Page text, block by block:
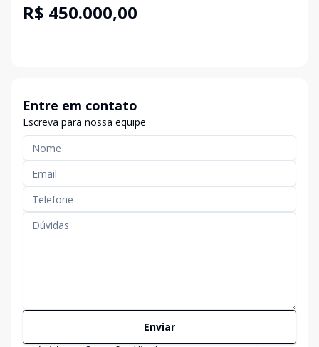
R$ 450.000,00
Entre em contato
Escreva para nossa equipe
Enviar